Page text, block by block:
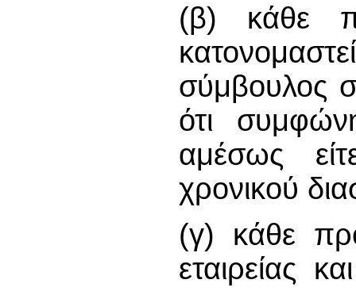
(β) κάθε
σύμβουλος
ότι
αμέσως
χρονικού
(γ) κάθε
εταιρείας και